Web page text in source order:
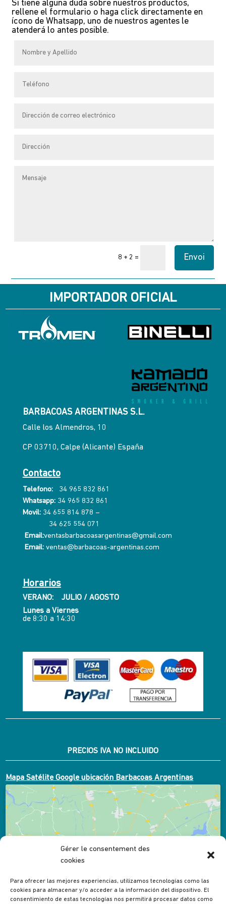
Gérer le consentement des
cookies
Para ofrecer las mejores experiencias, utilizamos tecnologías como las
cookies para almacenar y/o acceder a la información del dispositivo. El
consentimiento de estas tecnologías nos permitirá procesar datos como
variations.
Les
options
sur
page
Si tiene alguna duda sobre nuestros productos,
rellene el formulario o haga click directamente en
ícono de Whatsapp, uno de nuestros agentes le
atenderá lo antes posible.
8 + 2 = Envoi
IMPORTADOR OFICIAL
BARBACOAS ARGENTINAS S.L.
Calle los Almendros, 10
CP 03710, Calpe (Alicante) España
Contacto
Telefono:
34 965 832 861
Whatsapp:34 965 832 861
Movil: 34 655 814 878 –
34 625 554 071
Email:ventasbarbacoasargentinas@gmail.com
Email: ventas@barbacoas-argentinas.com
Horarios
VERANO: JULIO / AGOSTO
Lunes a Viernes
de 8:30 a 14:30
PRECIOS IVA NO INCLUIDO
Mapa Satélite Google ubicación Barbacoas Argentinas
Cliquez pour accepter les cookies marketing et